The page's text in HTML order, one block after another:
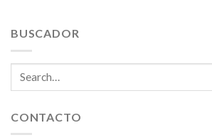
BUSCADOR
CONTACTO